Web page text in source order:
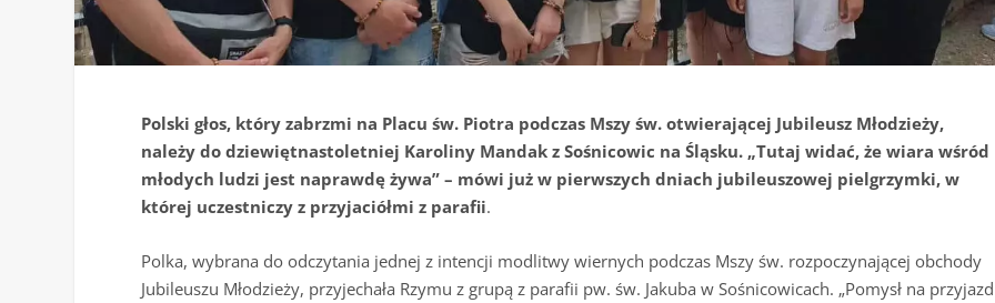
Polski głos, który zabrzmi na Placu św. Piotra podczas Mszy św. otwierającej Jubileusz Młodzieży,
należy do dziewiętnastoletniej Karoliny Mandak z Sośnicowic na Śląsku. „Tutaj widać, że wiara wśród
młodych ludzi jest naprawdę żywa” – mówi już w pierwszych dniach jubileuszowej pielgrzymki, w
której uczestniczy z przyjaciółmi z parafii.
Polka, wybrana do odczytania jednej z intencji modlitwy wiernych podczas Mszy św. rozpoczynającej obchody
Jubileuszu Młodzieży, przyjechała Rzymu z grupą z parafii pw. św. Jakuba w Sośnicowicach. „Pomysł na przyjazd